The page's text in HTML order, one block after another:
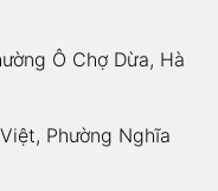
Ô Chợ Dừa, Hà
Phường Nghĩa